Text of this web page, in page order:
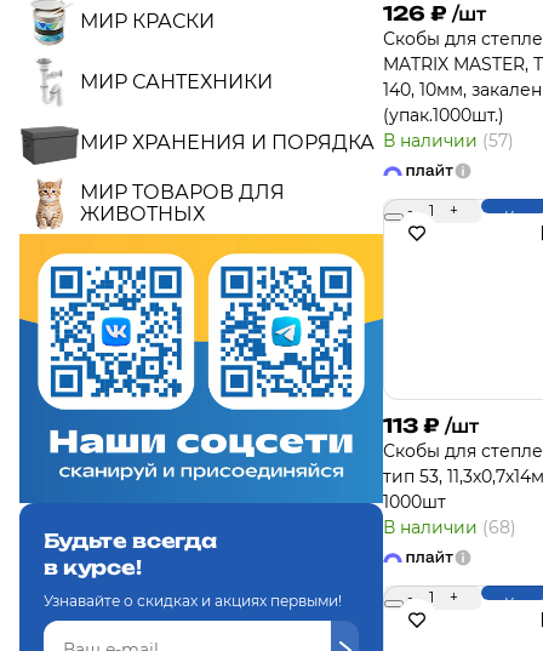
МИР КРАСКИ
МИР САНТЕХНИКИ
МИР ХРАНЕНИЯ И ПОРЯДКА
МИР ТОВАРОВ ДЛЯ
ЖИВОТНЫХ
Будьте всегда
в курсе!
Узнавайте о скидках и акциях первыми!
126 ₽ /шт
Скобы для
MATRIX MASTER,
140, 10мм,
(упак.1000шт.)
В наличии (57)
- 1 +
113 ₽ /шт
Скобы для
тип 53,
1000шт
В наличии (68)
- 1 +